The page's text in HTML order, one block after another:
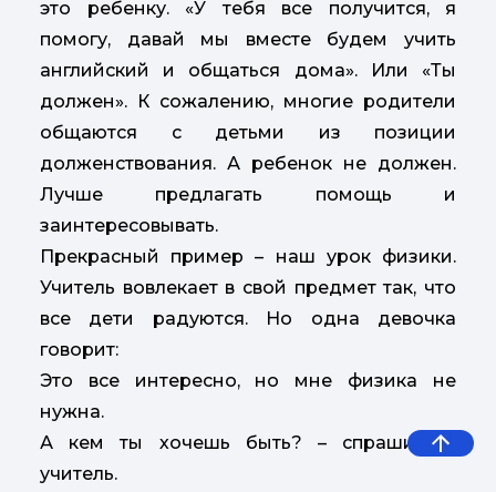
это ребенку. «У тебя все получится, я
помогу, давай мы вместе будем учить
английский и общаться дома». Или «Ты
должен». К сожалению, многие родители
общаются с детьми из позиции
долженствования. А ребенок не должен.
Лучше предлагать помощь и
заинтересовывать.
Прекрасный пример – наш урок физики.
Учитель вовлекает в свой предмет так, что
все дети радуются. Но одна девочка
говорит:
Это все интересно, но мне физика не
нужна.
А кем ты хочешь быть? – спрашивает
учитель.